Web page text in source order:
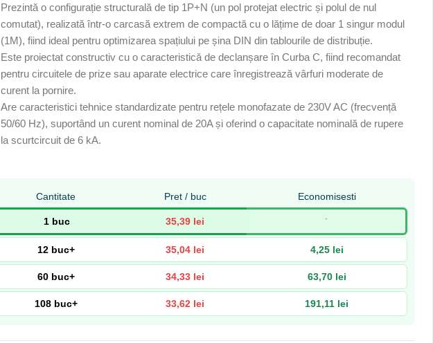
Prezintă o configurație structurală de tip 1P+N (un pol protejat electric și polul de nul
comutat), realizată într-o carcasă extrem de compactă cu o lățime de doar 1 singur modul
(1M), fiind ideal pentru optimizarea spațiului pe șina DIN din tablourile de distribuție.
Este proiectat constructiv cu o caracteristică de declanșare în Curba C, fiind recomandat
pentru circuitele de prize sau aparate electrice care înregistrează vârfuri moderate de
curent la pornire.
Are caracteristici tehnice standardizate pentru rețele monofazate de 230V AC (frecvență
50/60 Hz), suportând un curent nominal de 20A și oferind o capacitate nominală de rupere
la scurtcircuit de 6 kA.
Cantitate Pret / buc Economisesti
1 buc 35,39 lei -
12 buc+ 35,04 lei 4,25 lei
60 buc+ 34,33 lei 63,70 lei
108 buc+ 33,62 lei 191,11 lei